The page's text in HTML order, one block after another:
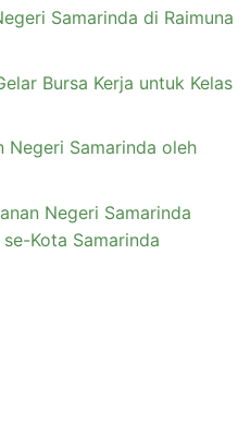
Samarinda di Raimuna
Bursa Kerja untuk Kelas
Negeri Samarinda oleh
Negeri Samarinda
Kota Samarinda